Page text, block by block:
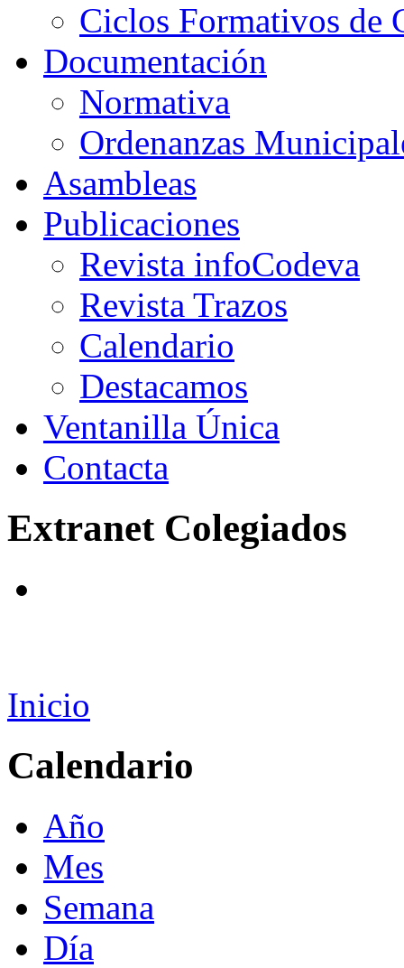
Ciclos Formativos de
Documentación
Normativa
Ordenanzas
Asambleas
Publicaciones
Revista infoCodeva
Revista Trazos
Calendario
Destacamos
Ventanilla Única
Contacta
Extranet Colegiados
Inicio
Calendario
Año
Mes
Semana
Día